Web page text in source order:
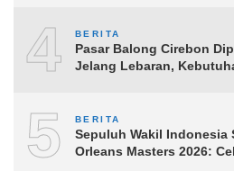
4 BERITA
Pasar Balong Cirebon
Jelang Lebaran,
5 BERITA
Sepuluh Wakil Indonesia
Orleans Masters 2026: